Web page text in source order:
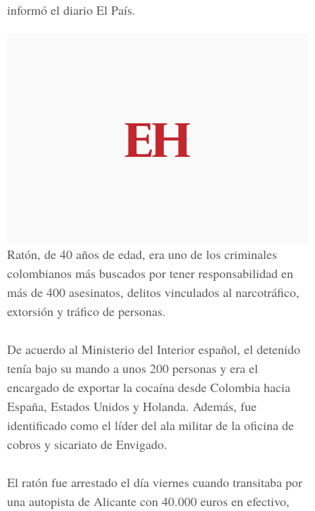
informó el diario El País.
Ratón, de 40 años de edad, era uno de los criminales
colombianos más buscados por tener responsabilidad en
más de 400 asesinatos, delitos vinculados al narcotráfico,
extorsión y tráfico de personas.
De acuerdo al Ministerio del Interior español, el detenido
tenía bajo su mando a unos 200 personas y era el
encargado de exportar la cocaína desde Colombia hacia
España, Estados Unidos y Holanda. Además, fue
identificado como el líder del ala militar de la oficina de
cobros y sicariato de Envigado.
El ratón fue arrestado el día viernes cuando transitaba por
una autopista de Alicante con 40.000 euros en efectivo,